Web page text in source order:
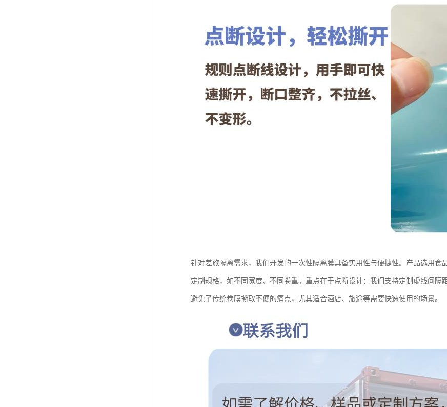
针对差旅隔离需求，我们开发的一次性隔离膜具备实用性与便捷性。产品选用
定制规格，如不同宽度、不同卷重。重点在于点断设计：我们支持定制虚线间
避免了传统卷膜撕取不便的痛点，尤其适合酒店、旅途等需要快速使用的场景。